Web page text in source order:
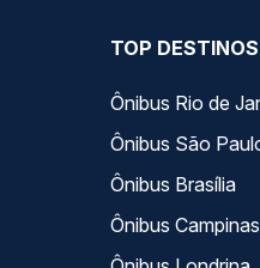
TOP DESTINOS
Ônibus Rio de
Ônibus São
Ônibus Brasília
Ônibus Campinas